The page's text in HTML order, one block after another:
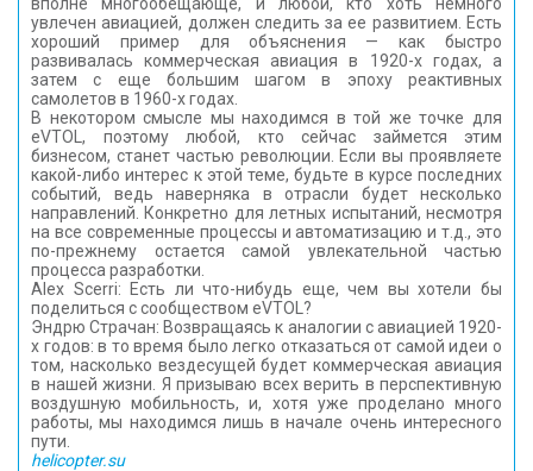
увлечен авиацией, должен следить за ее развитием. Есть
хороший пример для объяснения — как быстро
развивалась коммерческая авиация в 1920-х годах, а
затем с еще большим шагом в эпоху реактивных
самолетов в 1960-х годах.
В некотором смысле мы находимся в той же точке для
eVTOL, поэтому любой, кто сейчас займется этим
бизнесом, станет частью революции. Если вы проявляете
какой-либо интерес к этой теме, будьте в курсе последних
событий, ведь наверняка в отрасли будет несколько
направлений. Конкретно для летных испытаний, несмотря
на все современные процессы и автоматизацию и т.д., это
по-прежнему остается самой увлекательной частью
процесса разработки.
Alex Scerri: Есть ли что-нибудь еще, чем вы хотели бы
поделиться с сообществом eVTOL?
Эндрю Страчан: Возвращаясь к аналогии с авиацией 1920-
х годов: в то время было легко отказаться от самой идеи о
том, насколько вездесущей будет коммерческая авиация
в нашей жизни. Я призываю всех верить в перспективную
воздушную мобильность, и, хотя уже проделано много
работы, мы находимся лишь в начале очень интересного
пути.
helicopter.su